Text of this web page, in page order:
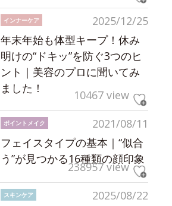
2025/12/25
インナーケア
年末年始も体型キープ！休み
明けの“ドキッ”を防ぐ3つのヒ
ント｜美容のプロに聞いてみ
ました！
10467 view
2021/08/11
ポイントメイク
フェイスタイプの基本｜“似合
う”が見つかる16種類の顔印象
238957 view
2025/08/22
スキンケア